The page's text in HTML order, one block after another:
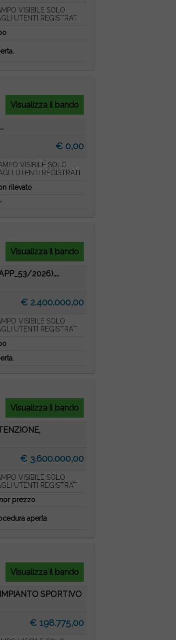
VISIBILE SOLO
UTENTI REGISTRATI
Visualizza il bando
€ 0,00
VISIBILE SOLO
UTENTI REGISTRATI
rilevato
Visualizza il bando
2026)....
€ 2.400.000,00
VISIBILE SOLO
UTENTI REGISTRATI
Visualizza il bando
€ 3.600.000,00
VISIBILE SOLO
UTENTI REGISTRATI
prezzo
aperta
Visualizza il bando
SPORTIVO
€ 198.775,00